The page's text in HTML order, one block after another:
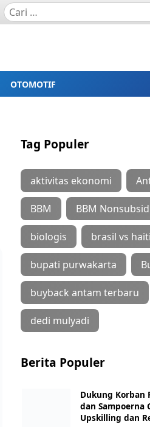
OTOMOTIF
Tag Populer
aktivitas ekonomi
BBM BBM
biologis brasil vs haiti
bupati purwakarta
buyback antam terbaru
dedi mulyadi
Berita Populer
Dukung Korban
dan Sampoerna
Upskilling dan